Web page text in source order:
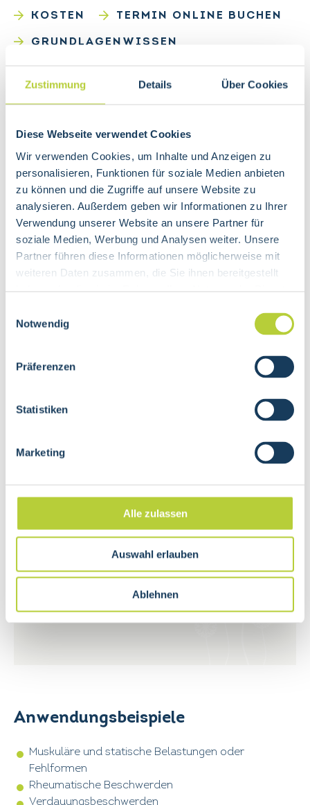
Zustimmung Details Über Cookies
Diese Webseite verwendet Cookies
Wir verwenden Cookies, um Inhalte und Anzeigen zu
personalisieren, Funktionen für soziale Medien anbieten
zu können und die Zugriffe auf unsere Website zu
analysieren. Außerdem geben wir Informationen zu Ihrer
Verwendung unserer Website an unsere Partner für
soziale Medien, Werbung und Analysen weiter. Unsere
Partner führen diese Informationen möglicherweise mit
weiteren Daten zusammen, die Sie ihnen bereitgestellt
Notwendig
Präferenzen
Statistiken
Marketing
Alle zulassen
Auswahl erlauben
Ablehnen
KOSTEN TERMIN ONLINE BUCHEN
GRUNDLAGENWISSEN
Geschichtliches
Behandlungsablauf
persönliches Beratungsgespräch inkl.
Behandlung / Testung mit dem
Betreuungsumfang definieren
Gesundheitsempfehlungen
üblicherweise 30-60 Minuten. Ein komplettes
Nachruhzeit von 5 - 10 Minuten ideal.
Ebenfalls ist auf genügen Flüssigkeit zu achten,
gut verarbeiten kann. Trinken Sie mind. 2 Liter
Anwendungsbeispiele
Muskuläre und statische Belastungen oder
Fehlformen
Rheumatische Beschwerden
Verdauungsbeschwerden